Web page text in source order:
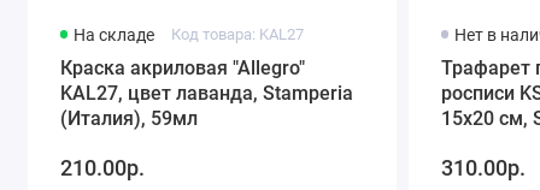
На складе Код товара: KAL27
Краска акриловая "Allegro"
KAL27, цвет лаванда, Stamperia
(Италия), 59мл
210.00р.
Нет в
Трафарет
росписи
15х20 см,
310.00р.